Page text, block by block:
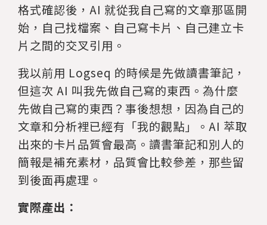
格式確認後，AI 就從我自己寫的文章那區開
始，自己找檔案、自己寫卡片、自己建立卡
片之間的交叉引用。
我以前用 Logseq 的時候是先做讀書筆記，
但這次 AI 叫我先做自己寫的東西。為什麼
先做自己寫的東西？事後想想，因為自己的
文章和分析裡已經有「我的觀點」。AI 萃取
出來的卡片品質會最高。讀書筆記和別人的
簡報是補充素材，品質會比較參差，那些留
到後面再處理。
實際產出：